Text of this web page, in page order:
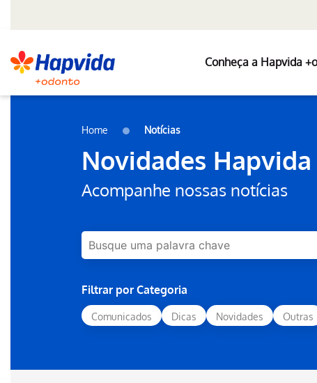
Conheça a Hapvida
Home Notícias
Novidades
Acompanhe nossas notícias
Filtrar por Categoria
Comunicados Dicas Novidades Outras